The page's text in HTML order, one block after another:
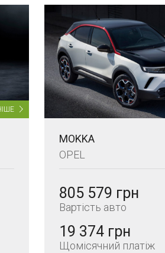
MOKKA
OPEL
805 579 грн
Вартість авто
19 374 грн
Щомісячний платіж